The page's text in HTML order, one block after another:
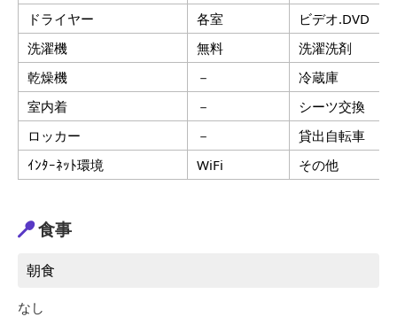
ドライヤー
各室
ビデオ.DVD
洗濯機
無料
洗濯洗剤
乾燥機
－
冷蔵庫
室内着
－
シーツ交換
ロッカー
－
貸出自転車
ｲﾝﾀｰﾈｯﾄ環境
WiFi その他
食事
朝食
なし